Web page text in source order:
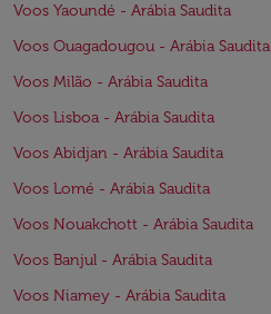
Voos Yaoundé - Arábia Saudita
Voos Ouagadougou - Arábia Saudita
Voos Milão - Arábia Saudita
Voos Lisboa - Arábia Saudita
Voos Abidjan - Arábia Saudita
Voos Lomé - Arábia Saudita
Voos Nouakchott - Arábia Saudita
Voos Banjul - Arábia Saudita
Voos Niamey - Arábia Saudita